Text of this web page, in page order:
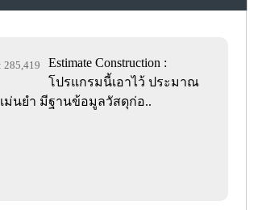
Estimate Construction :
โปรแกรมนี้เอาไว้ ประมาณ
ม่นยำ มีฐานข้อมูลวัสดุก่อ..